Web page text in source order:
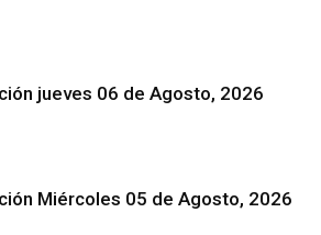
jueves 06 de Agosto, 2026
Miércoles 05 de Agosto, 2026